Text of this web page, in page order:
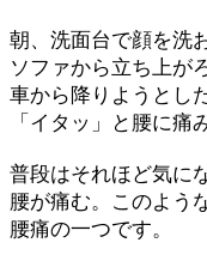
朝、洗面台で顔を洗
ソファから立ち上が
車から降りようとし
「イタッ」と腰に痛
普段はそれほど気に
腰が痛む。このよう
腰痛の一つです。